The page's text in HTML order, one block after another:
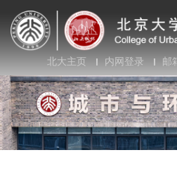
北大主页 内网登录 邮